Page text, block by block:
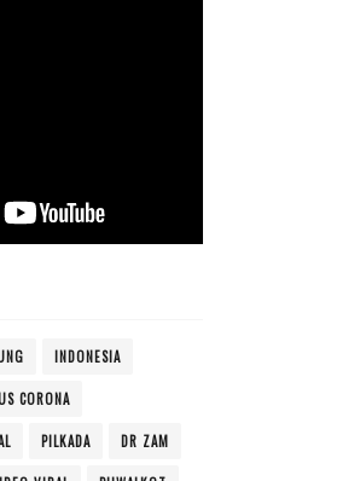
INDONESIA
CORONA
PILKADA DR ZAM